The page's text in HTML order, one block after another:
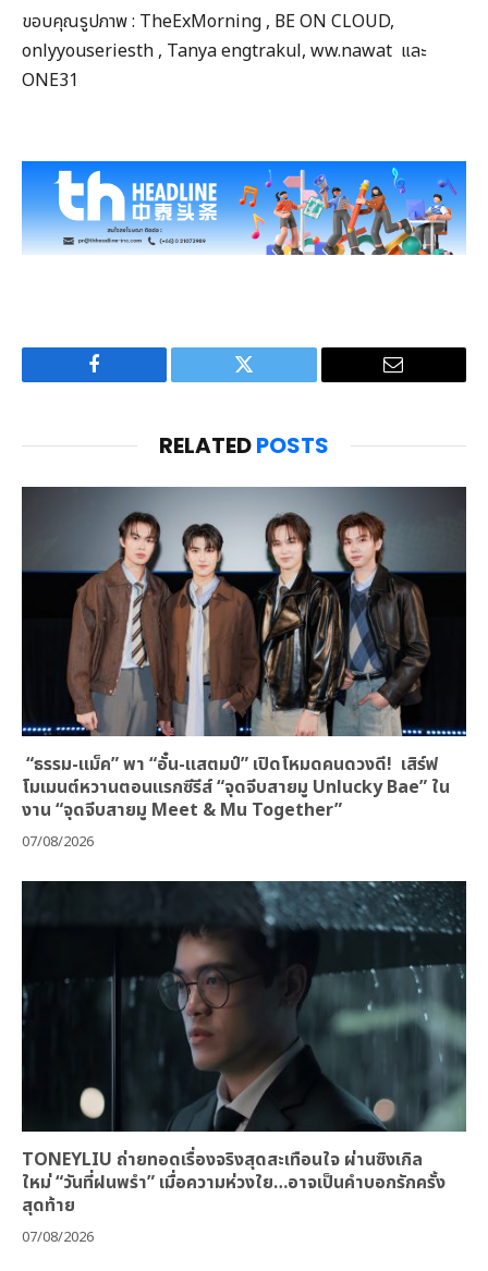
ขอบคุณรูปภาพ : TheExMorning , BE ON CLOUD,
onlyyouseriesth , Tanya engtrakul, ww.nawat และ
ONE31
Facebook Twitter Email
RELATEDPOSTS
“ธรรม-แม็ค” พา “อั๋น-แสตมป์” เปิดโหมดคนดวงดี! เสิร์ฟ
โมเมนต์หวานตอนแรกซีรีส์ “จุดจีบสายมู Unlucky Bae” ใน
งาน “จุดจีบสายมู Meet & Mu Together”
07/08/2026
TONEYLIU ถ่ายทอดเรื่องจริงสุดสะเทือนใจ ผ่านซิงเกิล
ใหม่ “วันที่ฝนพรำ” เมื่อความห่วงใย…อาจเป็นคำบอกรักครั้ง
สุดท้าย
07/08/2026